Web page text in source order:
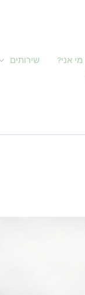
מי אני? שירותים